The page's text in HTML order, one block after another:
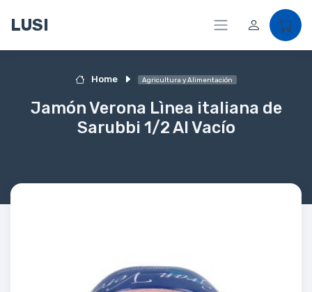
LUSI
Home Agricultura y Alimentación
Jamón Verona Lìnea italiana de
Sarubbi 1/2 Al Vacío